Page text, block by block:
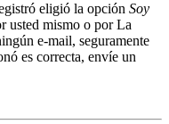
eligió la opción Soy
usted mismo o por La
e-mail, seguramente
es correcta, envíe un